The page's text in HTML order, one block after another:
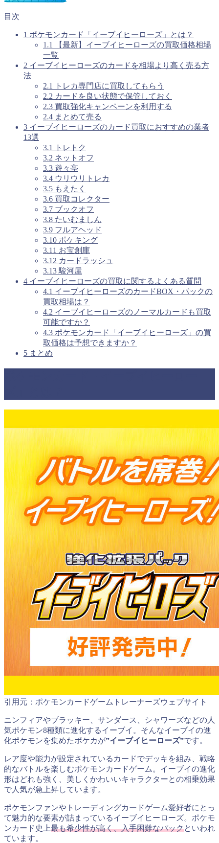
目次
1 ポケモンカード「イーブイヒーローズ」とは？
1.1 【最新】イーブイヒーローズの買取価格相場
一覧
2 イーブイヒーローズのカードを相場より高く売る方
法
2.1 トレカ専門店に買取してもらう
2.2 カードを良い状態で保管しておく
2.3 買取強化キャンペーンを利用する
2.4 まとめて売る
3 イーブイヒーローズのカード買取におすすめの業者
13選
3.1 トレトク
3.2 ネットオフ
3.3 遊々亭
3.4 ウリウリトレカ
3.5 もえたく
3.6 買取コレクター
3.7 ブックオフ
3.8 たいむましん
3.9 フルアヘッド
3.10 ポケキング
3.11 お宝創庫
3.12 カードラッシュ
3.13駿河屋
4 イーブイヒーローズの買取に関するよくある質問
4.1 イーブイヒーローズのカードBOX・パックの
買取相場は？
4.2 イーブイヒーローズのノーマルカードも買取
可能ですか？
4.3 ポケモンカード「イーブイヒーローズ」の買
取価格は予想できますか？
5 まとめ
引用元：ポケモンカードゲームトレーナーズウェブサイト
ニンフィアやブラッキー、サンダース、シャワーズなどの人
気ポケモン8種類に進化するイーブイ。そんなイーブイの進
化ポケモンを集めたポケカが”イーブイヒーローズ”です。
レア度や能力が設定されているカードでデッキを組み、戦略
的なバトルを楽しむポケモンカードゲーム。イーブイの進化
形はどれも強く、美しくかわいいキャラクターとの相乗効果
で人気が急上昇しています。
ポケモンファンやトレーディングカードゲーム愛好者にとっ
て魅力的な要素が詰まっているイーブイヒーローズ。ポケモ
ンカード史上最も希少性が高く、入手困難なパックといわれ
ています。